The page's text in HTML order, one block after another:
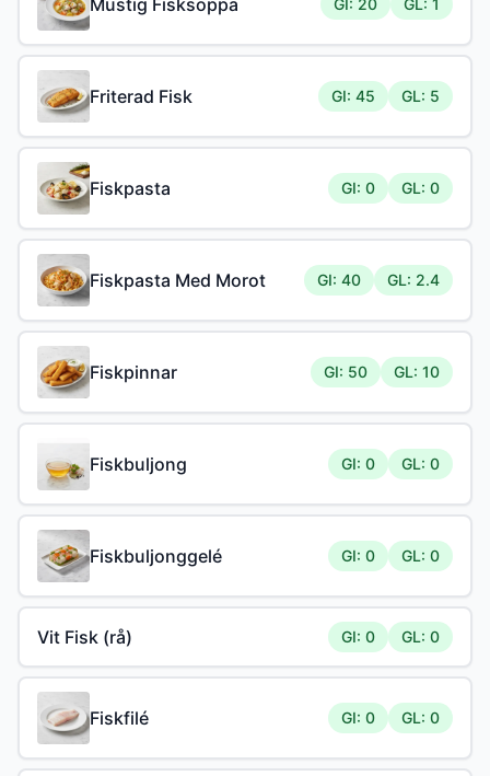
Mustig Fisksoppa GI: 20 GL: 1
Friterad Fisk GI: 45 GL: 5
Fiskpasta GI: 0 GL: 0
Fiskpasta Med Morot GI: 40 GL: 2.4
Fiskpinnar GI: 50 GL: 10
Fiskbuljong GI: 0 GL: 0
Fiskbuljonggelé GI: 0 GL: 0
Vit Fisk (rå) GI: 0 GL: 0
Fiskfilé GI: 0 GL: 0